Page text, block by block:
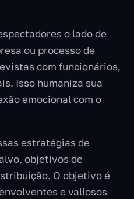
o lado de
ou processo de
com funcionários,
Isso humaniza sua
emocional com o
estratégias de
objetivos de
O objetivo é
e valiosos